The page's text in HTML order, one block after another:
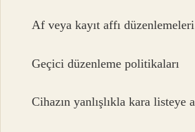
Af veya kayıt affı düzenlemeleri
Geçici düzenleme politikaları
Cihazın yanlışlıkla kara listeye